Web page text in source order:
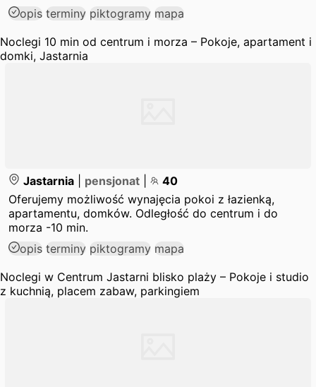
opis terminy piktogramy mapa
Noclegi 10 min od centrum i morza – Pokoje, apartament i
domki, Jastarnia
Jastarnia pensjonat
40
Oferujemy możliwość wynajęcia pokoi z łazienką,
apartamentu, domków. Odległość do centrum i do
morza -10 min.
opis terminy piktogramy mapa
Noclegi w Centrum Jastarni blisko plaży – Pokoje i studio
z kuchnią, placem zabaw, parkingiem